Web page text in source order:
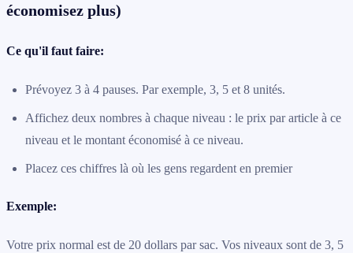
économisez plus)
Ce qu'il faut faire:
Prévoyez 3 à 4 pauses. Par exemple, 3, 5 et 8 unités.
Affichez deux nombres à chaque niveau : le prix par article à ce
niveau et le montant économisé à ce niveau.
Placez ces chiffres là où les gens regardent en premier
Exemple:
Votre prix normal est de 20 dollars par sac. Vos niveaux sont de 3, 5